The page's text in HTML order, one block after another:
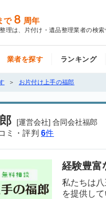
で 8 周年
理は、片付け・遺品整理業者の検
業者を探す ランキング
お片付け上手の福郎
[運営会社] 合同会社福郎
ミ・評判 6件
経験豊富
私たちは
を提供して